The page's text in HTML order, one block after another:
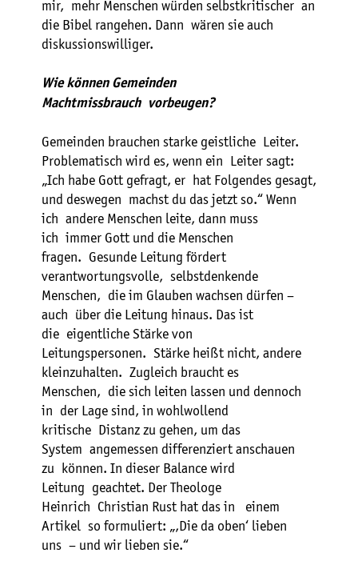
mir, mehr Menschen würden selbstkritischer an
die Bibel rangehen. Dann wären sie auch
diskussionswilliger.
Wie können Gemeinden
Machtmissbrauch vorbeugen?
Gemeinden brauchen starke geistliche Leiter.
Problematisch wird es, wenn ein Leiter sagt:
„Ich habe Gott gefragt, er hat Folgendes gesagt,
und deswegen machst du das jetzt so.“ Wenn
ich andere Menschen leite, dann muss
ich immer Gott und die Menschen
fragen. Gesunde Leitung fördert
verantwortungsvolle, selbstdenkende
Menschen, die im Glauben wachsen dürfen –
auch über die Leitung hinaus. Das ist
die eigentliche Stärke von
Leitungspersonen. Stärke heißt nicht, andere
kleinzuhalten. Zugleich braucht es
Menschen, die sich leiten lassen und dennoch
in der Lage sind, in wohlwollend
kritische Distanz zu gehen, um das
System angemessen differenziert anschauen
zu können. In dieser Balance wird
Leitung geachtet. Der Theologe
Heinrich Christian Rust hat das in einem
Artikel so formuliert: „,Die da oben‘ lieben
uns – und wir lieben sie.“